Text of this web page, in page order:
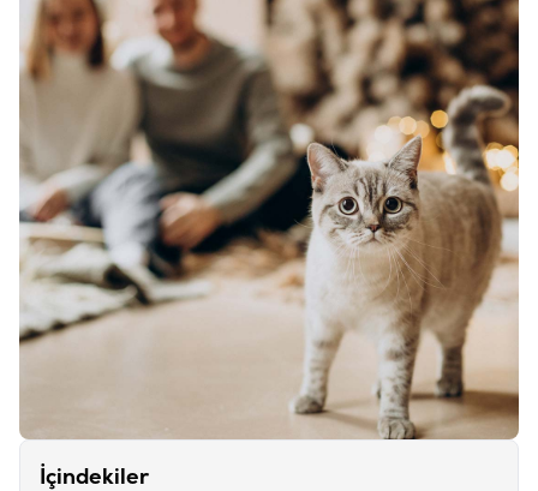
İçindekiler